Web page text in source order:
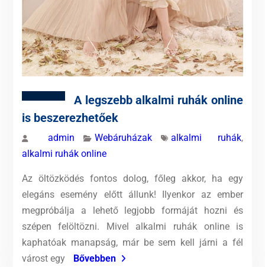
A legszebb alkalmi ruhák online
is beszerezhetőek
admin Webáruházak alkalmi ruhák,
alkalmi ruhák online
Az öltözködés fontos dolog, főleg akkor, ha egy
elegáns esemény előtt állunk! Ilyenkor az ember
megpróbálja a lehető legjobb formáját hozni és
szépen felöltözni. Mivel alkalmi ruhák online is
kaphatóak manapság, már be sem kell járni a fél
várost egy
Bővebben